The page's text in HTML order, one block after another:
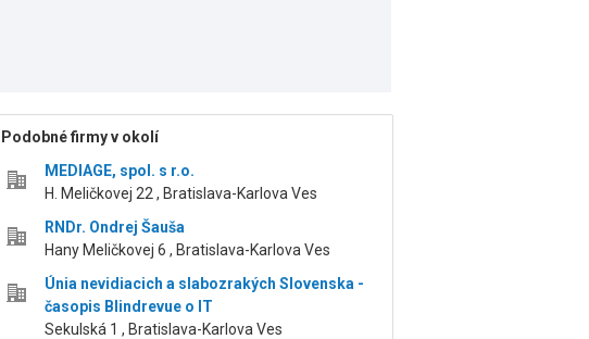
Podobné firmy v okolí
MEDIAGE, spol. s r.o.
H. Meličkovej 22 , Bratislava-Karlova Ves
RNDr. Ondrej Šauša
Hany Meličkovej 6 , Bratislava-Karlova Ves
Únia nevidiacich a slabozrakých Slovenska -
časopis Blindrevue o IT
Sekulská 1 , Bratislava-Karlova Ves